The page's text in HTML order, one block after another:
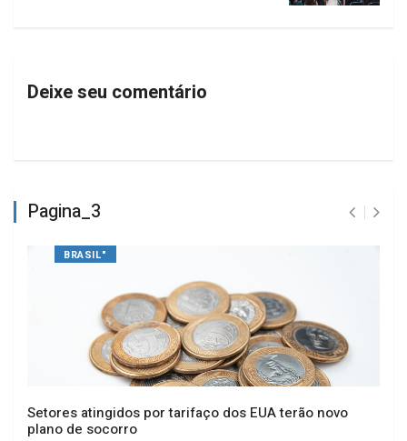
Deixe seu comentário
Pagina_3
BRASIL"
Setores atingidos por tarifaço dos EUA terão novo
plano de socorro